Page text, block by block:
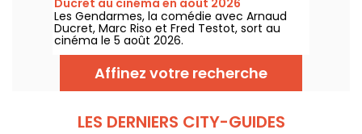
programmation complète et gratuite !
Les Gendarmes, la comédie avec Arnaud
Ducret, Marc Riso et Fred Testot, sort au
cinéma le 5 août 2026.
Affinez votre recherche
LES DERNIERS CITY-GUIDES